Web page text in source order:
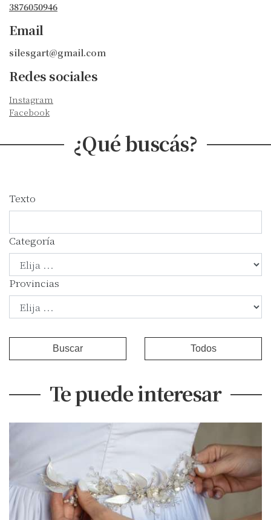
3876050946
Email
silesgart@gmail.com
Redes sociales
Instagram
Facebook
¿Qué buscás?
Texto
Categoría
Provincias
Buscar Todos
Te puede interesar